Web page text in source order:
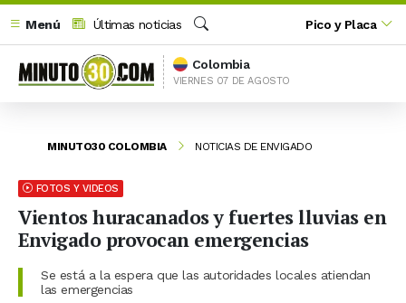
Menú
Últimas noticias
Buscar
Pico y Placa
Colombia
VIERNES 07 DE AGOSTO
MINUTO30 COLOMBIA NOTICIAS DE ENVIGADO
FOTOS Y VIDEOS
Vientos huracanados y fuertes lluvias en
Envigado provocan emergencias
Se está a la espera que las autoridades locales atiendan
las emergencias